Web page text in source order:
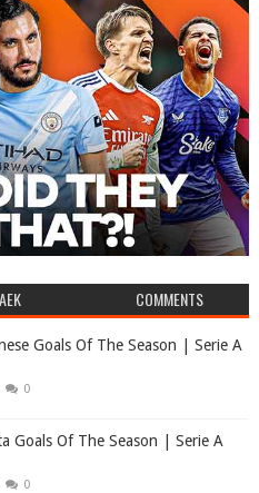
AEK COMMENTS
Goals Of The Season | Serie A
0
Goals Of The Season | Serie A
0